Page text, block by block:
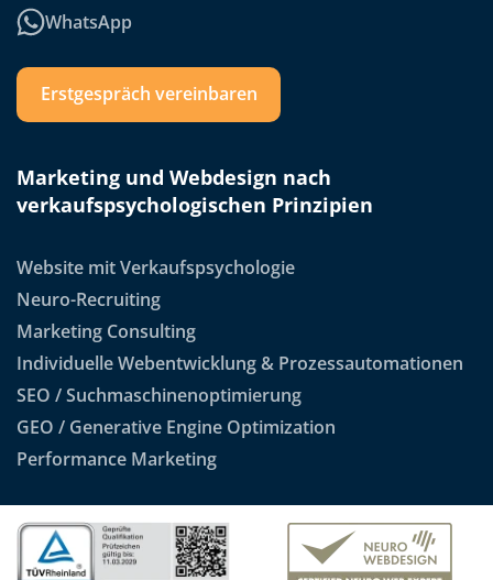
WhatsApp
Erstgespräch vereinbaren
Marketing und Webdesign nach
verkaufspsychologischen Prinzipien
Website mit Verkaufspsychologie
Neuro-Recruiting
Marketing Consulting
Individuelle Webentwicklung & Prozessautomationen
SEO / Suchmaschinenoptimierung
GEO / Generative Engine Optimization
Performance Marketing